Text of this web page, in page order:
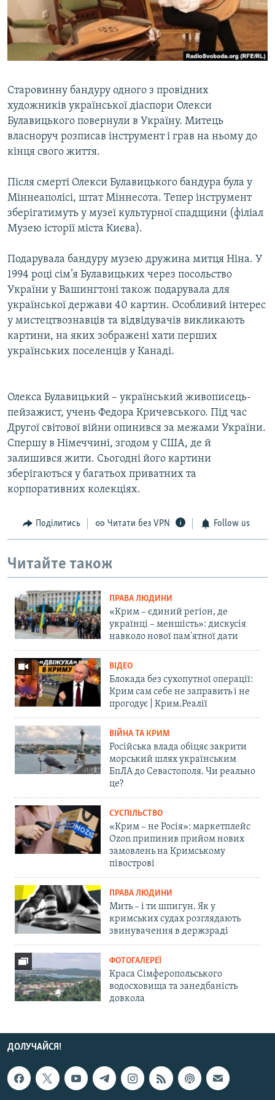
ВІДЕОУРОКИ «ELIFBE»
СВІДЧЕННЯ ОКУПАЦІЇ
УКРАЇНСЬКА ПРОБЛЕМА КРИМУ
Русский
Qırımtatar
Усі сайти RFE/RL
Старовинну бандуру одного з провідних
художників української діаспори Олекси
Булавицького повернули в Україну. Митець
власноруч розписав інструмент і грав на ньому до
кінця свого життя.
Після смерті Олекси Булавицького бандура була у
Міннеаполісі, штат Міннесота. Тепер інструмент
зберігатимуть у музеї культурної спадщини (філіал
Музею історії міста Києва).
Подарувала бандуру музею дружина митця Ніна. У
1994 році сім’я Булавицьких через посольство
України у Вашингтоні також подарувала для
української держави 40 картин. Особливий інтерес
у мистецтвознавців та відвідувачів викликають
картини, на яких зображені хати перших
українських поселенців у Канаді.
Олекса Булавицький – український живописець-
пейзажист, учень Федора Кричевського. Під час
Другої світової війни опинився за межами України.
Спершу в Німеччині, згодом у США, де й
залишився жити. Сьогодні його картини
зберігаються у багатьох приватних та
корпоративних колекціях.
Поділитись Читати без VPN Follow us
Читайте також
ПРАВА ЛЮДИНИ
«Крим – єдиний регіон, де
українці – меншість»: дискусія
навколо нової пам'ятної дати
ВІДЕО
Блокада без сухопутної операції:
Крим сам себе не заправить і не
прогодує | Крим.Реалії
ВІЙНА ТА КРИМ
Російська влада обіцяє закрити
морський шлях українським
БпЛА до Севастополя. Чи реально
це?
СУСПІЛЬСТВО
«Крим – не Росія»: маркетплейс
Ozon припинив прийом нових
замовлень на Кримському
півострові
ПРАВА ЛЮДИНИ
Мить – і ти шпигун. Як у
кримських судах розглядають
звинувачення в держзраді
ФОТОГАЛЕРЕЇ
Краса Сімферопольського
водосховища та занедбаність
довкола
ДОЛУЧАЙСЯ!